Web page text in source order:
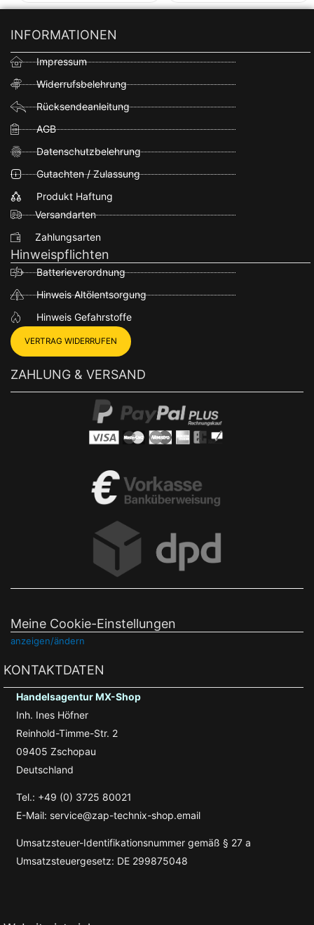
INFORMATIONEN
Impressum
Widerrufsbelehrung
Rücksendeanleitung
AGB
Datenschutzbelehrung
Gutachten / Zulassung
Produkt Haftung
Versandarten
Zahlungsarten
Hinweispflichten
Batterieverordnung
Hinweis Altölentsorgung
Hinweis Gefahrstoffe
VERTRAG WIDERRUFEN
ZAHLUNG & VERSAND
Meine Cookie-Einstellungen
anzeigen/ändern
KONTAKTDATEN
Handelsagentur MX-Shop
Inh. Ines Höfner
Reinhold-Timme-Str. 2
09405 Zschopau
Deutschland
Tel.: +49 (0) 3725 80021
E-Mail: service@zap-technix-shop.email
Umsatzsteuer-Identifikationsnummer gemäß § 27 a
Umsatzsteuergesetz: DE 299875048